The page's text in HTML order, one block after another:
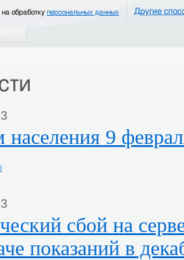
Другие
обработку персональных данных
населения 9
показаний в